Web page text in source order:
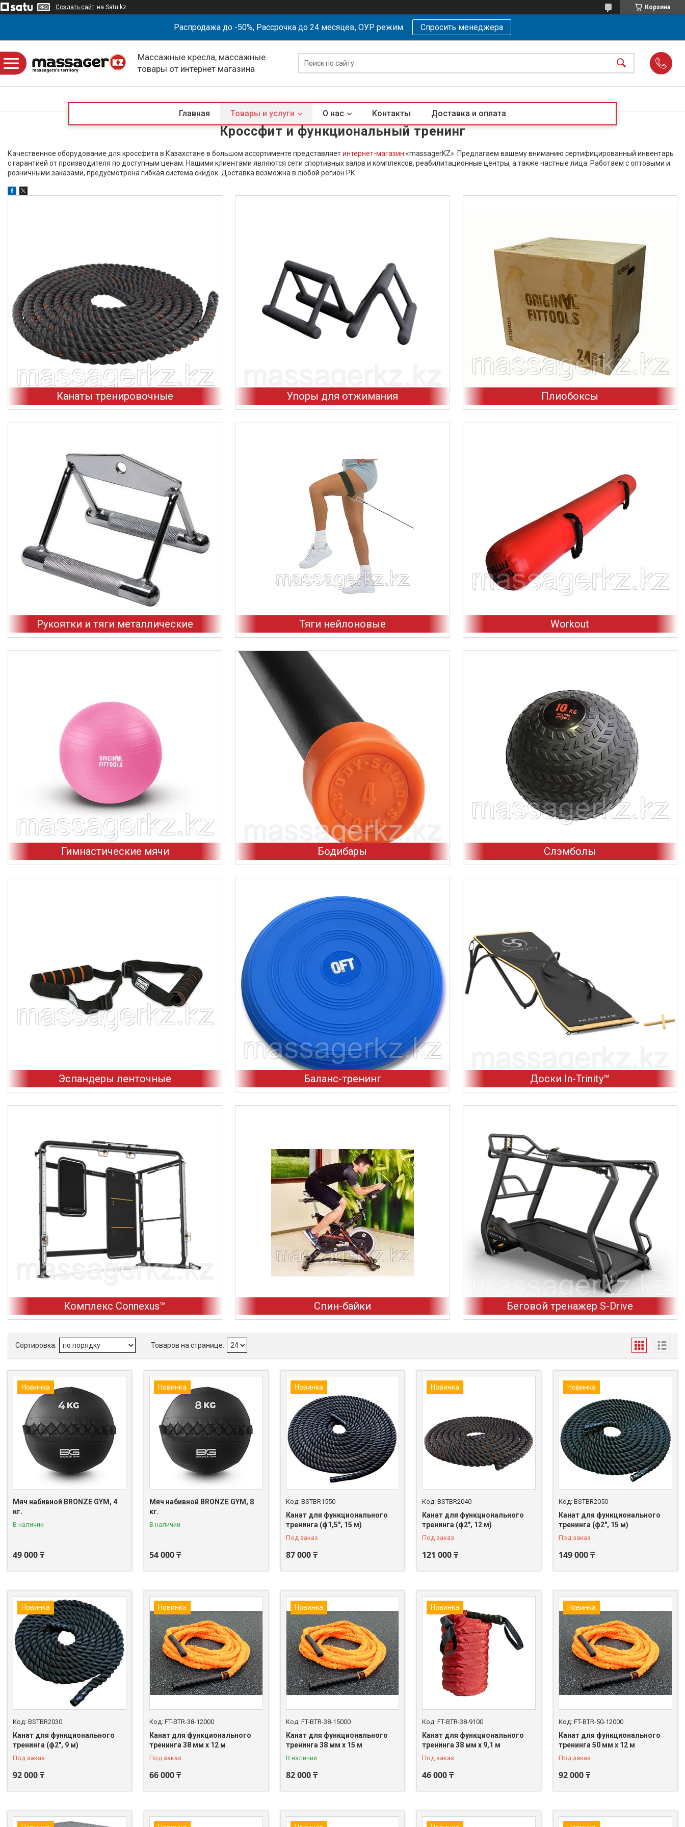
Создать сайт на Satu.kz Корзина
Распродажа до -50%, Рассрочка до 24 месяцев, ОУР режим. Спросить менеджера
Массажные кресла, массажные
товары от интернет магазина
Главная Товары и услуги О нас Контакты Доставка и оплата
Кроссфит и функциональный тренинг
Качественное оборудование для кроссфита в Казахстане в большом ассортименте представляетинтернет-магазин «massagerKZ». Предлагаем вашему вниманию сертифицированный инвентарь
с гарантией от производителя по доступным ценам. Нашими клиентами являются сети спортивных залов и комплексов, реабилитационные центры, а также частные лица. Работаем с оптовыми и
розничными заказами, предусмотрена гибкая система скидок. Доставка возможна в любой регион РК.
Канаты тренировочные Упоры для отжимания Плиобоксы
Рукоятки и тяги металлические Тяги нейлоновые Workout
Гимнастические мячи Бодибары Слэмболы
Эспандеры ленточные Баланс-тренинг Доски In-Trinity™
Комплекс Connexus™ Спин-байки Беговой тренажер S-Drive
Новинка
Мяч набивной BRONZE GYM, 4
кг.
В наличии
49 000 ₸
Новинка
Мяч набивной BRONZE GYM, 8
кг.
В наличии
54 000 ₸
Новинка
BSTBR1550
Канат для функционального
тренинга (ф1,5", 15 м)
Под заказ
87 000 ₸
Новинка
BSTBR2040
Канат для функционального
тренинга (ф2", 12 м)
Под заказ
121 000 ₸
Новинка
BSTBR2050
Канат для функционального
тренинга (ф2", 15 м)
Под заказ
149 000 ₸
Новинка
BSTBR2030
Канат для функционального
тренинга (ф2", 9 м)
Под заказ
92 000 ₸
Новинка
FT-BTR-38-12000
Канат для функционального
тренинга 38 мм х 12 м
Под заказ
66 000 ₸
Новинка
FT-BTR-38-15000
Канат для функционального
тренинга 38 мм х 15 м
В наличии
82 000 ₸
Новинка
FT-BTR-38-9100
Канат для функционального
тренинга 38 мм х 9,1 м
Под заказ
46 000 ₸
Новинка
FT-BTR-50-12000
Канат для функционального
тренинга 50 мм х 12 м
Под заказ
92 000 ₸